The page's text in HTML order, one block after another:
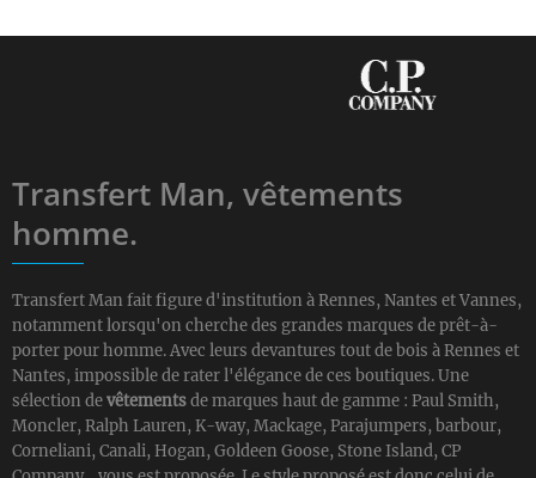
Transfert Man, vêtements
homme.
Transfert Man fait figure d'institution à Rennes, Nantes et Vannes,
notamment lorsqu'on cherche des grandes marques de prêt-à-
porter pour homme. Avec leurs devantures tout de bois à Rennes et
Nantes, impossible de rater l'élégance de ces boutiques. Une
sélection devêtementsde marques haut de gamme : Paul Smith,
Moncler, Ralph Lauren, K-way, Mackage, Parajumpers, barbour,
Corneliani, Canali, Hogan, Goldeen Goose, Stone Island, CP